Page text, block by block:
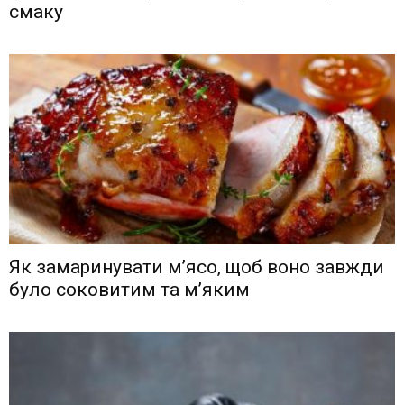
смаку
Як замаринувати м’ясо, щоб воно завжди
було соковитим та м’яким